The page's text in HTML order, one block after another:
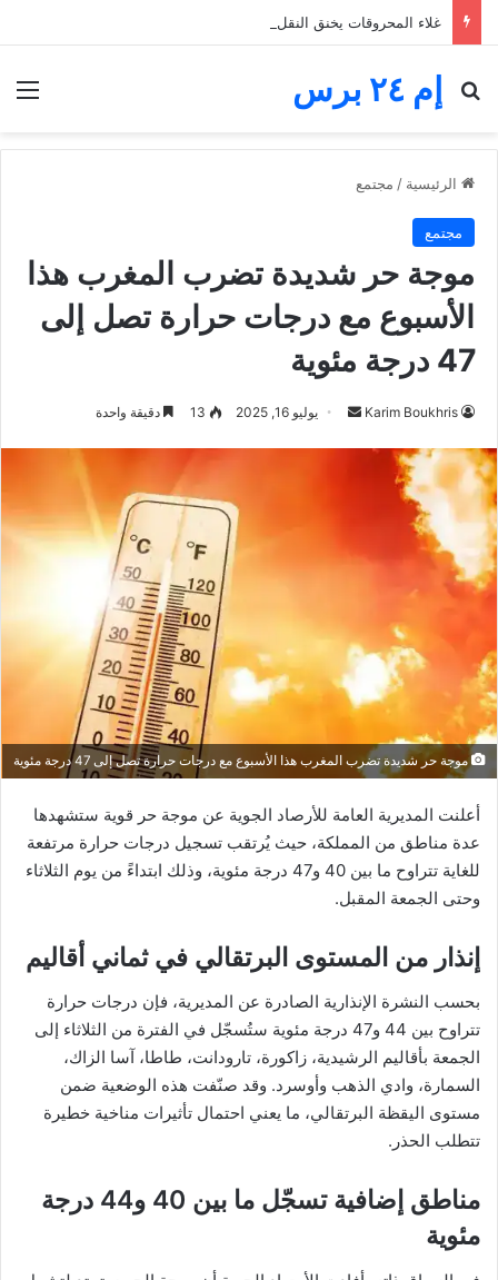
إم ٢٤ برس
بحث عن
الرئيسية / مجتمع
مجتمع
موجة حر شديدة تضرب المغرب هذا
الأسبوع مع درجات حرارة تصل إلى
47 درجة مئوية
Karim Boukhris
أرسل يوليو 16, 2025 13 دقيقة واحدة
موجة حر شديدة تضرب المغرب هذا الأسبوع مع درجات حرارة تصل إلى 47 درجة مئوية
أعلنت المديرية العامة للأرصاد الجوية عن موجة حر قوية ستشهدها
عدة مناطق من المملكة، حيث يُرتقب تسجيل درجات حرارة مرتفعة
للغاية تتراوح ما بين 40 و47 درجة مئوية، وذلك ابتداءً من يوم الثلاثاء
وحتى الجمعة المقبل.
إنذار من المستوى البرتقالي في ثماني أقاليم
بحسب النشرة الإنذارية الصادرة عن المديرية، فإن درجات حرارة
تتراوح بين 44 و47 درجة مئوية ستُسجّل في الفترة من الثلاثاء إلى
الجمعة بأقاليم الرشيدية، زاكورة، تارودانت، طاطا، آسا الزاك،
السمارة، وادي الذهب وأوسرد. وقد صنّفت هذه الوضعية ضمن
مستوى اليقظة البرتقالي، ما يعني احتمال تأثيرات مناخية خطيرة
تتطلب الحذر.
مناطق إضافية تسجّل ما بين 40 و44 درجة
مئوية